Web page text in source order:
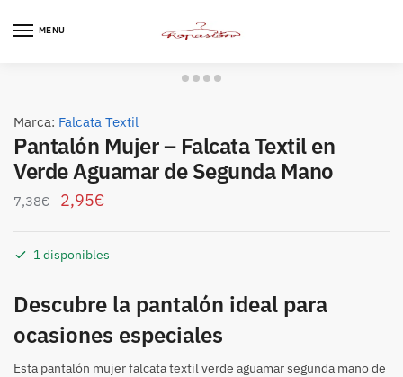
MENU
Marca: Falcata Textil
Pantalón Mujer – Falcata Textil en
Verde Aguamar de Segunda Mano
7,38€ 2,95€
1 disponibles
Descubre la pantalón ideal para
ocasiones especiales
Esta pantalón mujer falcata textil verde aguamar segunda mano de